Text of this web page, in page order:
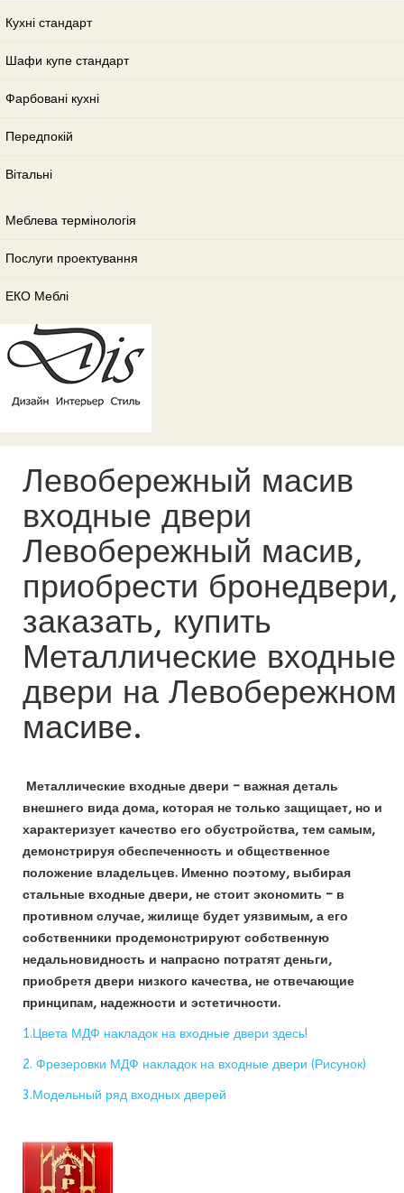
Кухні стандарт
Шафи купе стандарт
Фарбовані кухні
Передпокій
Вітальні
Меблева термінологія
Послуги проектування
ЕКО Меблі
Левобережный масив
входные двери
Левобережный масив,
приобрести бронедвери,
заказать, купить
Металлические входные
двери на Левобережном
масиве.
Металлические входные двери – важная деталь
внешнего вида дома, которая не только защищает, но и
характеризует качество его обустройства, тем самым,
демонстрируя обеспеченность и общественное
положение владельцев. Именно поэтому, выбирая
стальные входные двери, не стоит экономить – в
противном случае, жилище будет уязвимым, а его
собственники продемонстрируют собственную
недальновидность и напрасно потратят деньги,
приобретя двери низкого качества, не отвечающие
принципам, надежности и эстетичности.
1.Цвета МДФ накладок на входные двери здесь!
2. Фрезеровки МДФ накладок на входные двери (Рисунок)
3.Модельный ряд входных дверей